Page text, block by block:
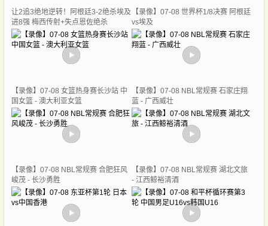
让2追3绝地逆转！阿根廷3-2绝杀埃及
进8强 梅西传射+失点恩佐绝杀
【录像】07-08 世界杯1/8决赛 阿根廷
vs埃及
【录像】07-08 女篮热身赛长沙站 中
国女篮 - 澳大利亚女篮
【录像】07-08 NBL常规赛 石家庄翔
蓝 - 广西威壮
【录像】07-08 NBL常规赛 合肥狂风
峻茂 - 长沙勇胜
【录像】07-08 NBL常规赛 湖北文旅
- 江西鲸裕清酒